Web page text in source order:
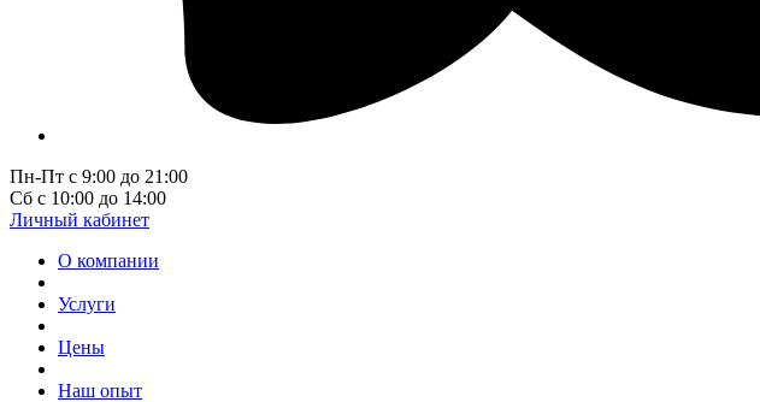
Пн-Пт с 9:00 до 21:00
Сб с 10:00 до 14:00
Личный кабинет
О компании
Услуги
Цены
Наш опыт